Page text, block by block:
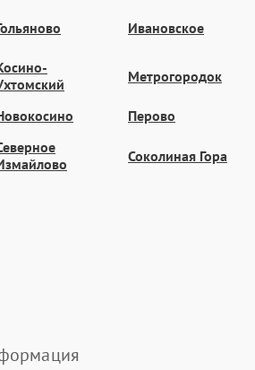
Ивановское
Метрогородок
Перово
Соколиная Гора